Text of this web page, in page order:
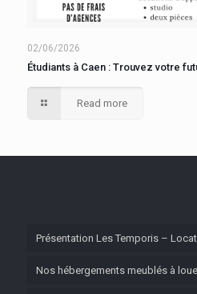
02/06/2026
Étudiants à Caen : Trouvez votre
Read more
Présentation Les Temporis –
Nos hébergements meublés à